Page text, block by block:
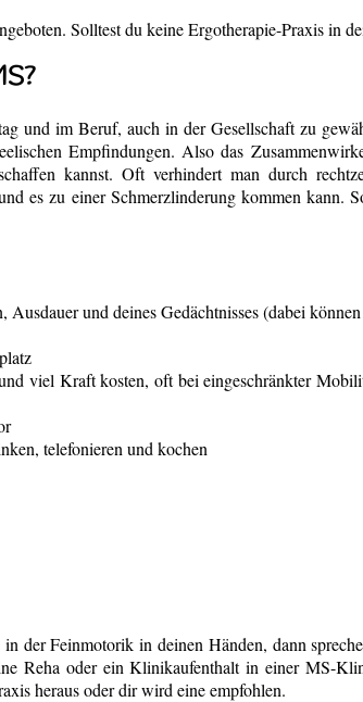
Solltest du keine Ergotherapie-Praxis in
und im Beruf, auch in der Gesellschaft zu
Empfindungen. Also das
kannst. Oft verhindert man durch
es zu einer Schmerzlinderung kommen
und deines Gedächtnisses (dabei können
viel Kraft kosten, oft bei eingeschränkter
telefonieren und kochen
der Feinmotorik in deinen Händen, dann
Reha oder ein Klinikaufenthalt in einer MS-
heraus oder dir wird eine empfohlen.